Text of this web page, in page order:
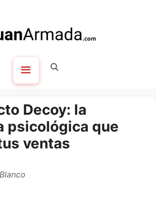
Decoy: la
psicológica que
ventas